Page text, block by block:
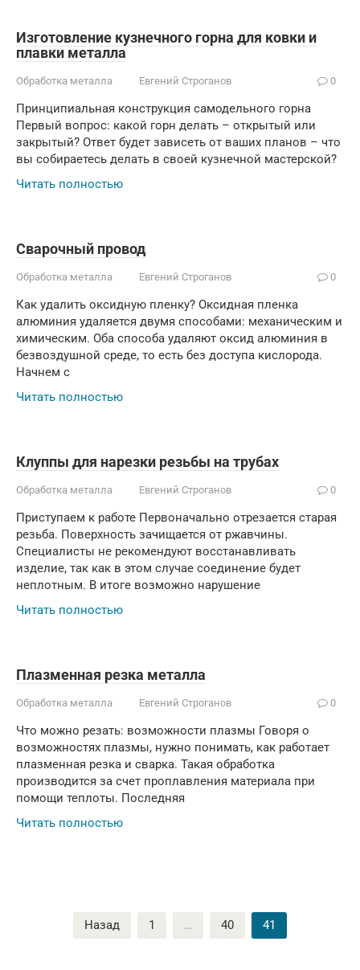
Изготовление кузнечного горна для ковки и
плавки металла
Обработка металла Евгений Строганов 0
Принципиальная конструкция самодельного горна
Первый вопрос: какой горн делать – открытый или
закрытый? Ответ будет зависеть от ваших планов – что
вы собираетесь делать в своей кузнечной мастерской?
Читать полностью
Сварочный провод
Обработка металла Евгений Строганов 0
Как удалить оксидную пленку? Оксидная пленка
алюминия удаляется двумя способами: механическим и
химическим. Оба способа удаляют оксид алюминия в
безвоздушной среде, то есть без доступа кислорода.
Начнем с
Читать полностью
Клуппы для нарезки резьбы на трубах
Обработка металла Евгений Строганов 0
Приступаем к работе Первоначально отрезается старая
резьба. Поверхность зачищается от ржавчины.
Специалисты не рекомендуют восстанавливать
изделие, так как в этом случае соединение будет
неплотным. В итоге возможно нарушение
Читать полностью
Плазменная резка металла
Обработка металла Евгений Строганов 0
Что можно резать: возможности плазмы Говоря о
возможностях плазмы, нужно понимать, как работает
плазменная резка и сварка. Такая обработка
производится за счет проплавления материала при
помощи теплоты. Последняя
Читать полностью
Назад 1 … 40 41